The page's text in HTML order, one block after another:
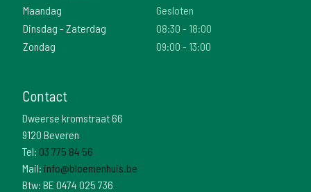
Maandag
Gesloten
Dinsdag - Zaterdag
08:30 - 18:00
Zondag
09:00 - 13:00
Contact
Dweerse kromstraat 66
9120 Beveren
Tel: 03 775 84 56
Mail: info@bloemenhuis.be
Btw: BE 0474 025 736